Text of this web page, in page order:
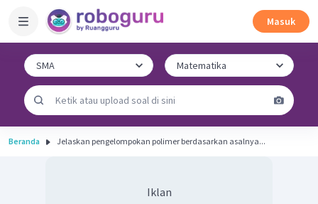
Masuk
Beranda Jelaskan pengelompokan polimer berdasarkan asalnya...
Iklan